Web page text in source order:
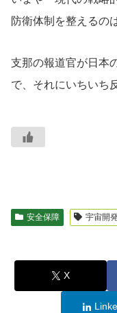
防衛体制を整えるの
支那の報道官が日本
で、それにいちいち
安全保障 宇宙開発
X